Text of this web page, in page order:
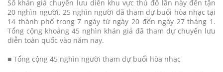
Số khán giả chuyến lưu diễn khu vực thủ đô lần này đến tận
20 nghìn người. 25 nghìn người đã tham dự buổi hòa nhạc tại
14 thành phố trong 7 ngày từ ngày 20 đến ngày 27 tháng 1.
Tổng cộng khoảng 45 nghìn khán giả đã tham dự chuyến lưu
diễn toàn quốc vào năm nay.
■ Tổng cộng 45 nghìn người tham dự buổi hòa nhạc